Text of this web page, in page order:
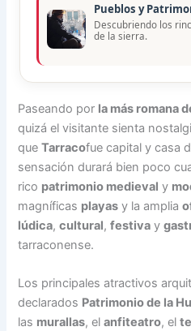
Pueblos y
Descubriendo los
de la sierra.
Paseando por la más romana
quizá el visitante sienta
queTarracofue capital y casa
sensación durará bien poco
rico patrimonio medieval y
magníficas playas y la amplia
lúdica,cultural,festiva y
tarraconense.
Los principales atractivos
declarados Patrimonio de la
las murallas, elanfiteatro, el